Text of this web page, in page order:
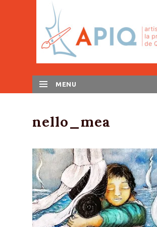
MENU
nello_mea